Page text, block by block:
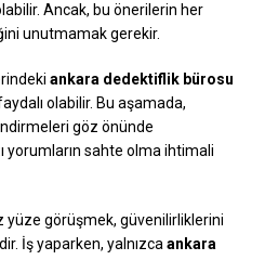
Ancak, bu önerilerin her
unutmamak gerekir.
ankara dedektiflik bürosu
olabilir. Bu aşamada,
göz önünde
yorumların sahte olma ihtimali
yüze görüşmek, güvenilirliklerini
İş yaparken, yalnızcaankara